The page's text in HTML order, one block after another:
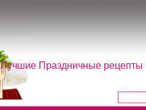
Лучшие Праздничные рецепты